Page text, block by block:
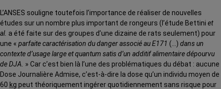
L’ANSES souligne toutefois l’importance de réaliser de nouvelles
études sur un nombre plus important de rongeurs (l’étude Bettini et
al. a été faite sur des groupes d’une dizaine de rats seulement) pour
une « parfaite caractérisation du danger associé au E171 (…) dans un
contexte d’usage large et quantum satis d’un additif alimentaire dépourvu
de DJA. » Car c’est bien là l’une des problématiques du débat : aucune
Dose Journalière Admise, c’est-à-dire la dose qu’un individu moyen de
60 kg peut théoriquement ingérer quotidiennement sans risque pour